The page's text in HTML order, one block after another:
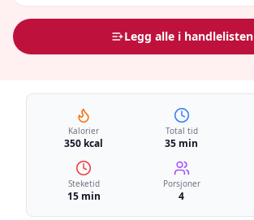
Legg alle i handlelisten
Kalorier
350 kcal
Total tid
35 min
Steketid
15 min
Porsjoner
4